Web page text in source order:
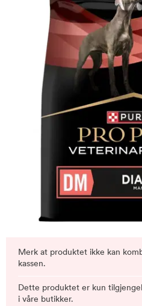
Merk at produktet ikke kan
kassen.
Dette produktet er kun
i våre butikker.